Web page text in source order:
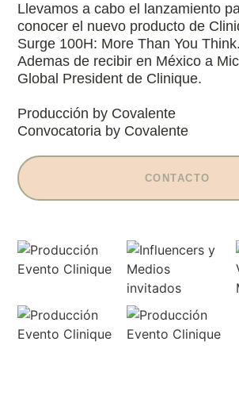
Llevamos a cabo el lanzamiento
conocer el nuevo producto de
Surge 100H: More Than You Think.
Ademas de recibir en México a
Global President de Clinique.
Producción by Covalente
Convocatoria by Covalente
CONTACTO